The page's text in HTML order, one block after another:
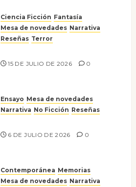
Ciencia Ficción Fantasía
Mesa de novedades Narrativa
Reseñas Terror
15 DE JULIO DE 2026 0
Ensayo Mesa de novedades
Narrativa No Ficción Reseñas
6 DE JULIO DE 2026 0
Contemporánea Memorias
Mesa de novedades Narrativa